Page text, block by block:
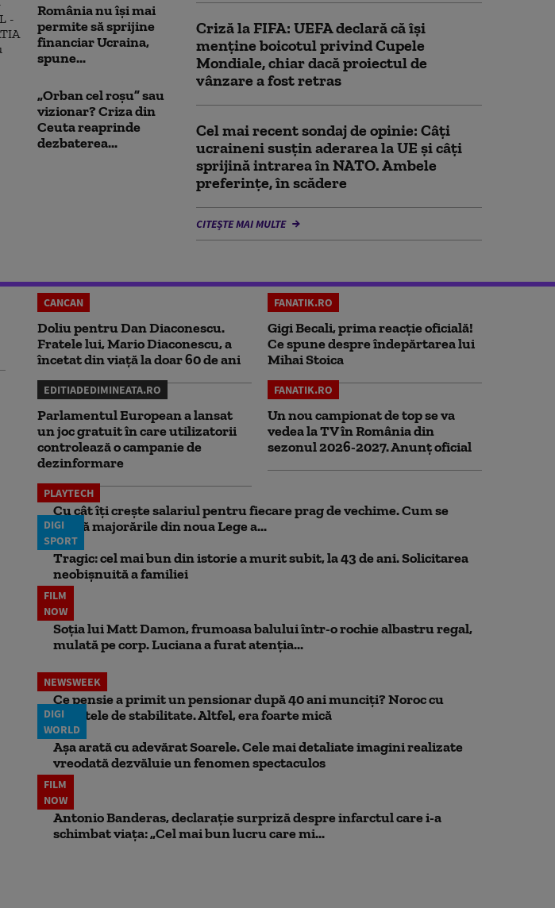
România nu își mai
permite să sprijine
financiar Ucraina,
spune...
„Orban cel roșu” sau
vizionar? Criza din
Ceuta reaprinde
dezbaterea...
Criză la FIFA: UEFA declară că îşi
menţine boicotul privind Cupele
Mondiale, chiar dacă proiectul de
vânzare a fost retras
Cel mai recent sondaj de opinie: Câți
ucraineni susțin aderarea la UE și câți
sprijină intrarea în NATO. Ambele
preferințe, în scădere
CITEȘTE MAI MULTE
CANCAN
Doliu pentru Dan Diaconescu.
Fratele lui, Mario Diaconescu, a
încetat din viață la doar 60 de ani
FANATIK.RO
Gigi Becali, prima reacție oficială!
Ce spune despre îndepărtarea lui
Mihai Stoica
EDITIADEDIMINEATA.RO
Parlamentul European a lansat
un joc gratuit în care utilizatorii
controlează o campanie de
dezinformare
FANATIK.RO
Un nou campionat de top se va
vedea la TV în România din
sezonul 2026-2027. Anunț oficial
PLAYTECH
Cu cât îți crește salariul pentru fiecare prag de vechime. Cum se
aplică majorările din noua Lege a...
DIGI
SPORT
Tragic: cel mai bun din istorie a murit subit, la 43 de ani. Solicitarea
neobișnuită a familiei
FILM
NOW
Soția lui Matt Damon, frumoasa balului într-o rochie albastru regal,
mulată pe corp. Luciana a furat atenția...
NEWSWEEK
Ce pensie a primit un pensionar după 40 ani munciți? Noroc cu
punctele de stabilitate. Altfel, era foarte mică
DIGI
WORLD
Așa arată cu adevărat Soarele. Cele mai detaliate imagini realizate
vreodată dezvăluie un fenomen spectaculos
FILM
NOW
Antonio Banderas, declarație surpriză despre infarctul care i-a
schimbat viața: „Cel mai bun lucru care mi...